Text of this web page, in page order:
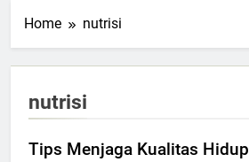
Home nutrisi
nutrisi
Tips Menjaga Kualitas Hidup